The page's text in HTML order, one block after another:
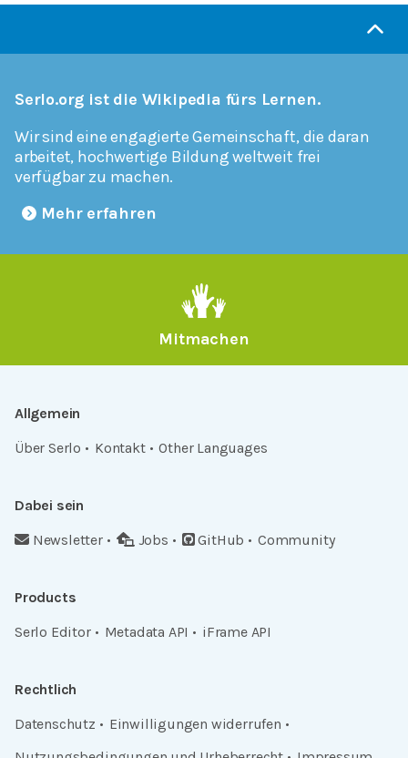
Serlo.org ist die Wikipedia fürs Lernen.
Wir sind eine engagierte Gemeinschaft, die daran
arbeitet, hochwertige Bildung weltweit frei
verfügbar zu machen.
Mehr erfahren
Mitmachen
Allgemein
Über Serlo
Kontakt Other Languages
Dabei sein
Newsletter
Jobs GitHub Community
Products
Serlo Editor
Metadata API iFrame API
Rechtlich
Datenschutz
Einwilligungen widerrufen